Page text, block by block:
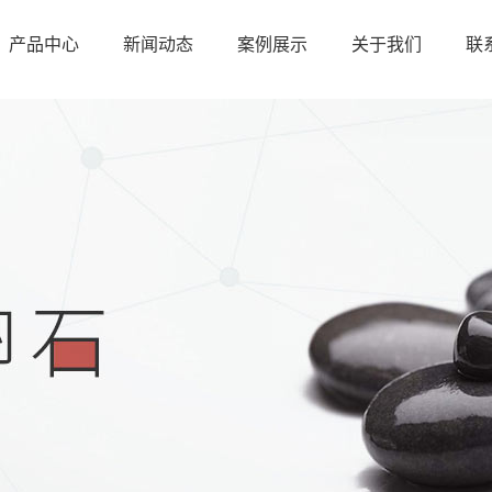
产品中心 新闻动态 案例展示 关于我们 联